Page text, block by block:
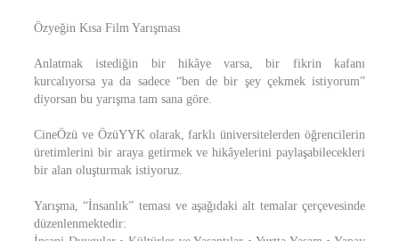
Özyeğin Kısa Film Yarışması
Anlatmak istediğin bir hikâye varsa, bir fikrin kafanı
kurcalıyorsa ya da sadece “ben de bir şey çekmek istiyorum”
diyorsan bu yarışma tam sana göre.
CineÖzü ve ÖzüYYK olarak, farklı üniversitelerden öğrencilerin
üretimlerini bir araya getirmek ve hikâyelerini paylaşabilecekleri
bir alan oluşturmak istiyoruz.
Yarışma, “İnsanlık” teması ve aşağıdaki alt temalar çerçevesinde
düzenlenmektedir: